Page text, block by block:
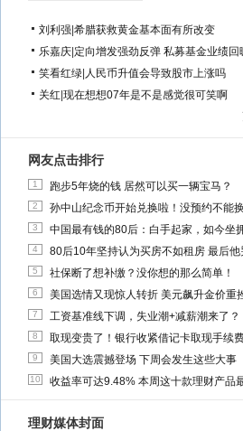
刘利强 希腊获救黄金基本面有所改变
乐嘉庆 定向增发强劲反弹 私募基金业绩回
笑看红绿 人民币升值会导致股市上涨吗
关红 现在想想07年是不是感觉很可笑啊
网友点击排行
1 跑步5年烧的钱 居然可以买一辆宝马？
2 孙中山纪念币开始兑换啦！没预约不能
3 中国最有钱的80后：白手起家，如今坐
4 80后10年坚持认为买房不如租房 最后他
5 社保断了想补缴？没你想的那么简单！
6 美国选情又现惊人转折 美元飙升金价重
7 工资基准线下调，失业潮+减薪潮来了？
8 取现变贵了！银行收紧借记卡取现手续
9 美国大选震撼登场 下周会发生这些大事
10 收益率可达9.48% 本周这十款理财产品
理财媒体封面